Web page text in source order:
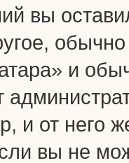
вы
и
и от него
вы не